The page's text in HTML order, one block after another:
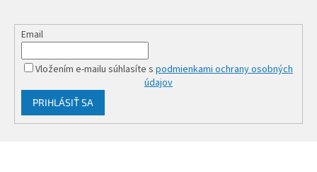
Email
Vložením e-mailu súhlasíte s podmienkami ochrany osobných
údajov
PRIHLÁSIŤ SA